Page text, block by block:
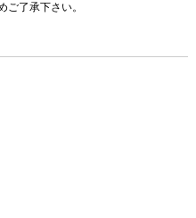
了承下さい。